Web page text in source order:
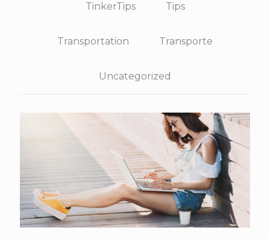
TinkerTips Tips
Transportation Transporte
Uncategorized